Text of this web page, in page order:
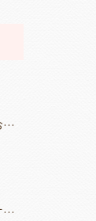
ブルドッグの仔犬のお目目があきました👀💑🐶岐阜県養老町のブリーダーワンダフルパピーです。
仔犬の見学が出来ます🐶岐阜県養老町のブリーダーワンダフルパピーです。